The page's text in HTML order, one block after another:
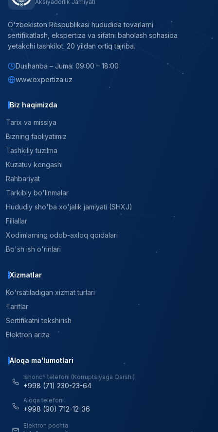
Aksiyadorlik Jamiyati
O'zbekiston Respublikasi hududida tovarlarni
sertifikatlash, ekspertiza va sifatni baholash sohasida
yetakchi tashkilot. 20 yildan ortiq tajriba.
Dushanba – Juma: 09:00 – 18:00
www.expertiza.uz
Biz haqimizda
Tarix va missiya
Bizning faoliyatimiz
Tashkiliy tuzilma
Kuzatuv kengashi
Rahbariyat
Tarkibiy bo'linmalar
Hududiy sho'ba xo'jalik jamiyati (SHXJ)
Filiallar
Xodimlarning odob-axloq qoidalari
Bo'sh ish o'rinlari
Xizmatlar
Ko'rsatiladigan xizmat turlari
Tariflar
Sertifikatni tekshirish
Elektron ariza
Aloqa ma'lumotlari
Ishonch telefoni (Korruptsiyaga Qarshi)
+998 (71) 230-23-64
Aloqa telefoni
+998 (90) 712-12-36
Elektron pochta